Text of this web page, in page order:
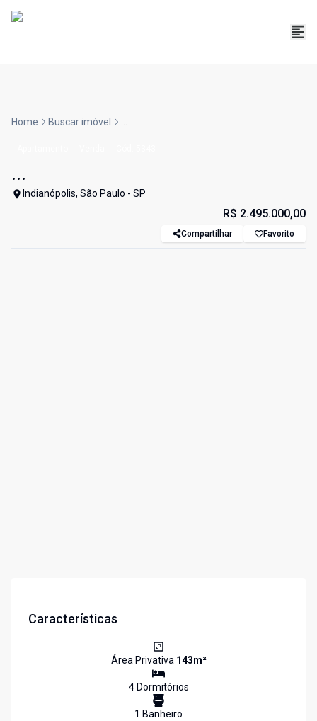
Home Buscar imóvel ...
...
Indianópolis, São Paulo - SP
R$ 2.495.000,00
Compartilhar Favorito
Características
Área Privativa 143m²
4Dormitórios
1 Banheiro